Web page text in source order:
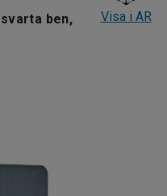
ben,
Visa i AR